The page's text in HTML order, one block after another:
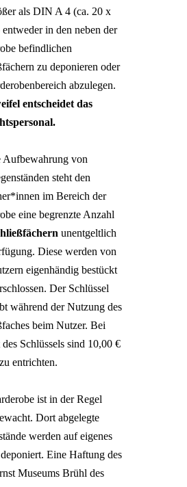
als DIN A 4 (ca. 20 x
in den neben der
befindlichen
zu deponieren oder
abzulegen.
entscheidet das
Aufbewahrung von
steht den
im Bereich der
eine begrenzte Anzahl
unentgeltlich
Diese werden von
eigenhändig bestückt
Der Schlüssel
während der Nutzung des
beim Nutzer. Bei
Schlüssels sind 10,00 €
entrichten.
ist in der Regel
Dort abgelegte
werden auf eigenes
Eine Haftung des
Museums Brühl des